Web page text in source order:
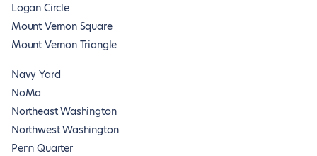
Logan Circle
Mount Vernon Square
Mount Vernon Triangle
Navy Yard
NoMa
Northeast Washington
Northwest Washington
Penn Quarter